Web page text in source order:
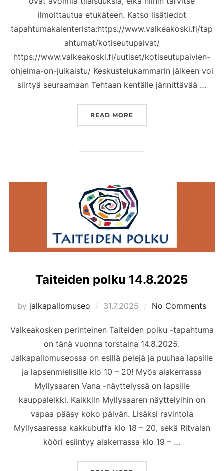
ilmoittautua etukäteen. Katso lisätiedot
tapahtumakalenterista:https://www.valkeakoski.fi/tap
ahtumat/kotiseutupaivat/
https://www.valkeakoski.fi/uutiset/kotiseutupaivien-
ohjelma-on-julkaistu/ Keskustelukammarin jälkeen voi
siirtyä seuraamaan Tehtaan kentälle jännittävää …
READ MORE
Taiteiden polku 14.8.2025
by jalkapallomuseo
Posted
31.7.2025 No Comments
Valkeakosken perinteinen Taiteiden polku -tapahtuma
on tänä vuonna torstaina 14.8.2025.
Jalkapallomuseossa on esillä pelejä ja puuhaa lapsille
ja lapsenmielisille klo 10 – 20! Myös alakerrassa
Myllysaaren Vana -näyttelyssä on lapsille
kauppaleikki. Kaikkiin Myllysaaren näyttelyihin on
vapaa pääsy koko päivän. Lisäksi ravintola
Myllysaaressa kakkubuffa klo 18 – 20, sekä Ritvalan
kööri esiintyy alakerrassa klo 19 – …